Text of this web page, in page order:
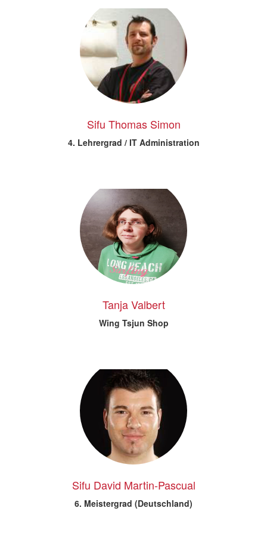
Sifu Thomas Simon
4. Lehrergrad / IT Administration
Tanja Valbert
Wing Tsjun Shop
Sifu David Martin-Pascual
6. Meistergrad (Deutschland)